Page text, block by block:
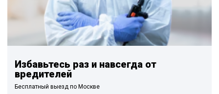
Избавьтесь раз и навсегда от
вредителей
Бесплатный выезд по Москве